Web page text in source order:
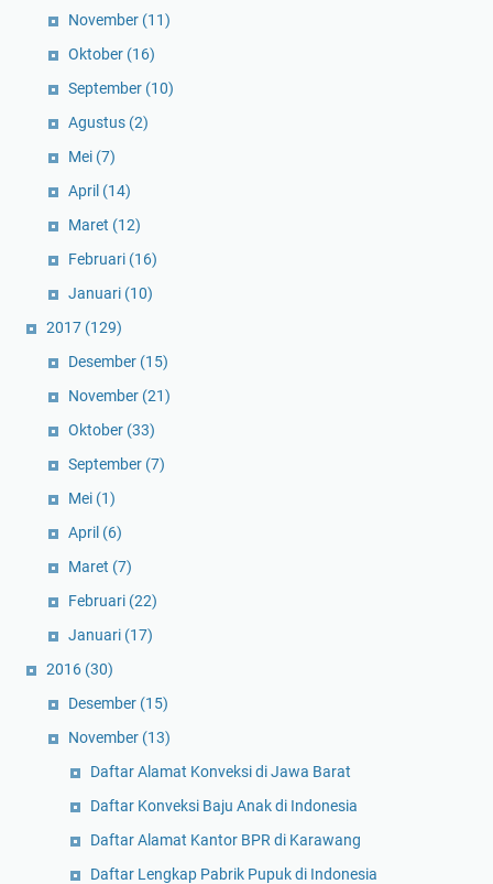
November (11)
Oktober (16)
September (10)
Agustus (2)
Mei (7)
April (14)
Maret (12)
Februari (16)
Januari (10)
2017 (129)
Desember (15)
November (21)
Oktober (33)
September (7)
Mei (1)
April (6)
Maret (7)
Februari (22)
Januari (17)
2016 (30)
Desember (15)
November (13)
Daftar Alamat Konveksi di Jawa Barat
Daftar Konveksi Baju Anak di Indonesia
Daftar Alamat Kantor BPR di Karawang
Daftar Lengkap Pabrik Pupuk di Indonesia